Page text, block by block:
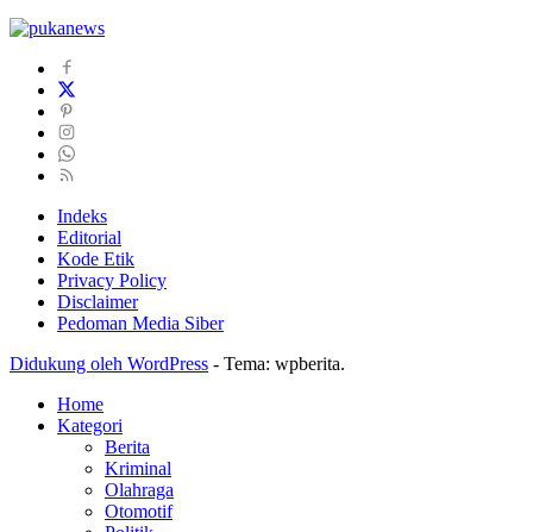
Indeks
Editorial
Kode Etik
Privacy Policy
Disclaimer
Pedoman Media Siber
Didukung oleh WordPress - Tema: wpberita.
Home
Kategori
Berita
Kriminal
Olahraga
Otomotif